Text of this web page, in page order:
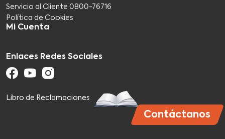
Contáctanos
Servicio al Cliente 0800-76716​
Política de Cookies
Mi Cuenta
Enlaces Redes Sociales
Libro de Reclamaciones